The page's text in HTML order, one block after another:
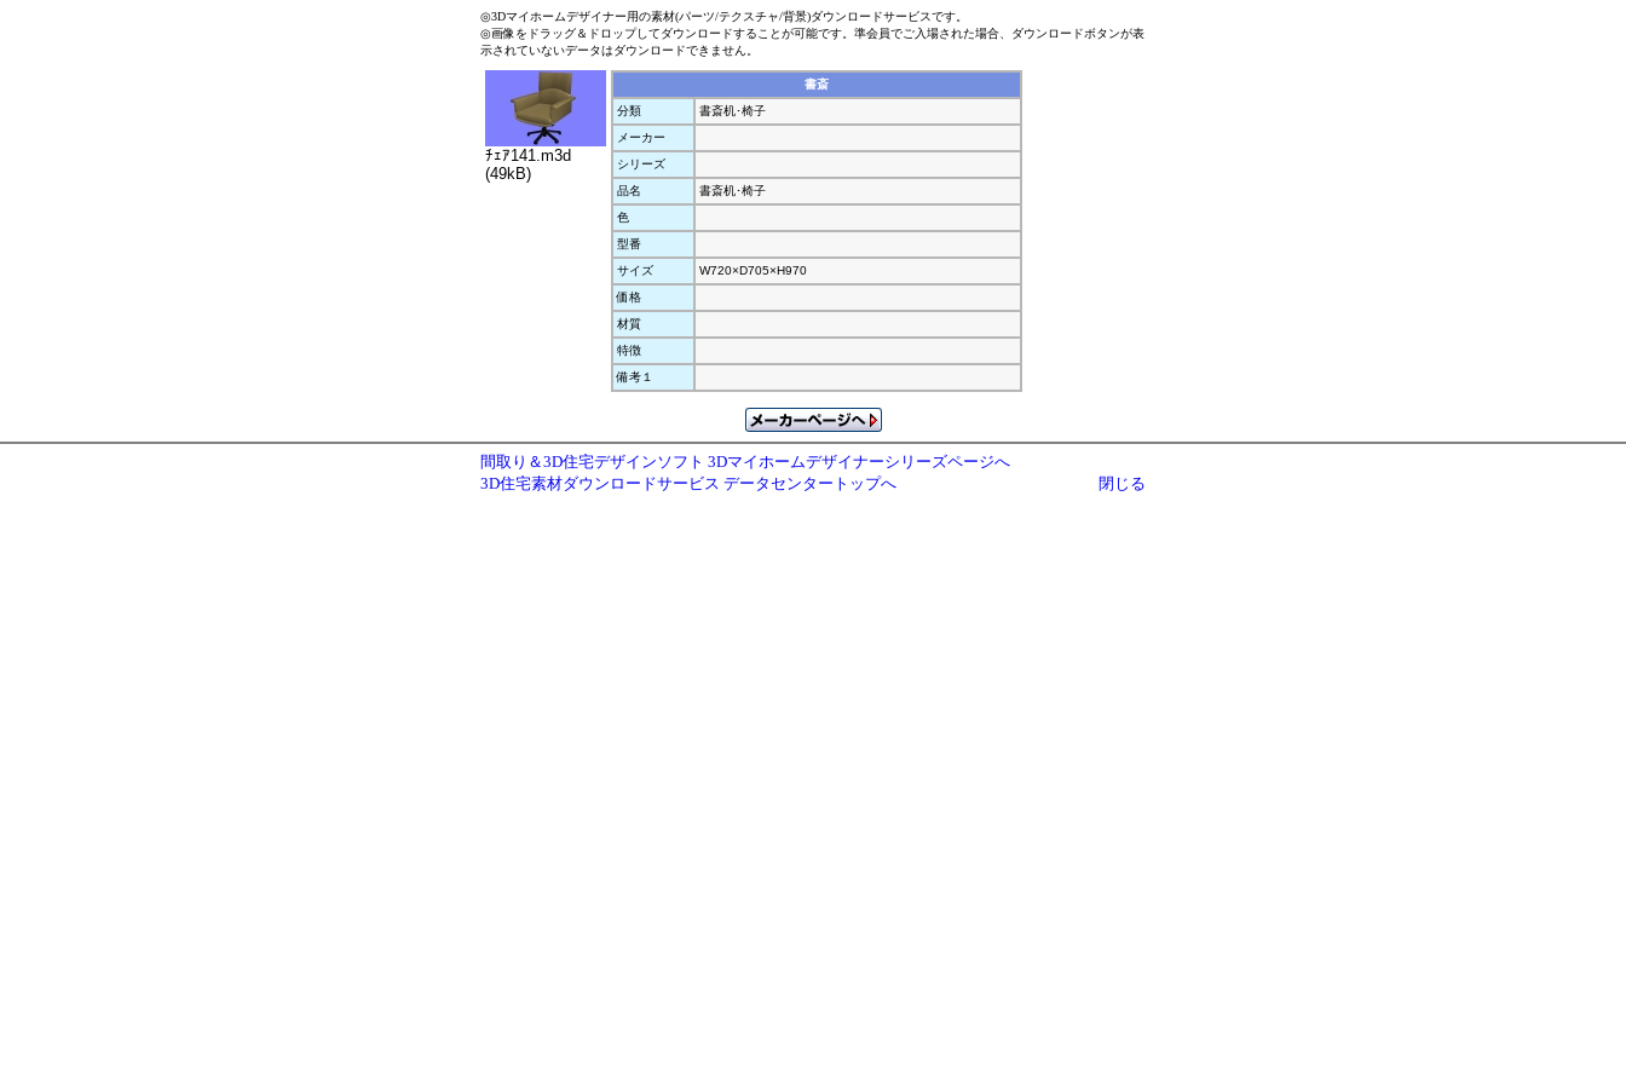
◎3Dマイホームデザイナー用の素材(パーツ/テクスチャ/背景)ダウンロードサービスです。
◎画像をドラッグ＆ドロップしてダウンロードすることが可能です。準会員でご入場された場合、ダウンロードボタンが表
示されていないデータはダウンロードできません。
ﾁｪｱ141.m3d
(49kB)
書斎
分類
書斎机･椅子
メーカー
シリーズ
品名
書斎机･椅子
色
型番
サイズ
W720×D705×H970
価格
材質
特徴
備考１
間取り＆3D住宅デザインソフト 3Dマイホームデザイナーシリーズページへ
3D住宅素材ダウンロードサービス データセンタートップへ
閉じる